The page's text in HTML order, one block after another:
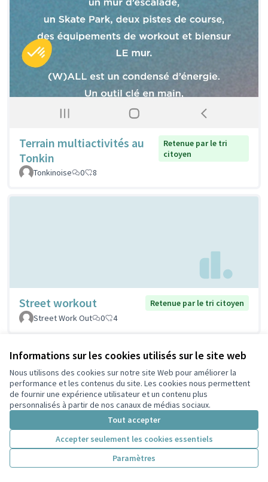
Informations sur les cookies utilisés sur le site web
Nous utilisons des cookies sur notre site Web pour améliorer la
performance et les contenus du site. Les cookies nous permettent
de fournir une expérience utilisateur et un contenu plus
personnalisés à partir de nos canaux de médias sociaux.
Tout accepter
Accepter seulement les cookies essentiels
Paramètres
Terrain multiactivités au
Tonkin
Retenue par le tri
citoyen
Tonkinoise
0 8
Street workout
Retenue par le tri citoyen
Street Work Out
0 4
Stations de réparation
vélos
Retenue par le tri